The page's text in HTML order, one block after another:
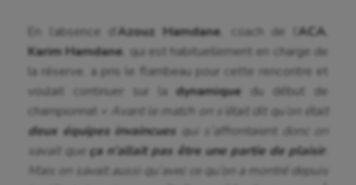
En l’absence d’ Azouz Hamdane , coach de l’ ACA
Karim Hamdane , qui est habituellement en charge de
la réserve, a pris le flambeau pour cette rencontre et
voulait continuer sur ladynamique du début de
championnat
« Avant le match on s’était dit qu’on était
deux équipes invaincues qui s’affrontaient donc on
savait que ça n’allait pas être une partie de plaisir.
Mais on savait aussi qu’avec ce qu’on a montré depuis